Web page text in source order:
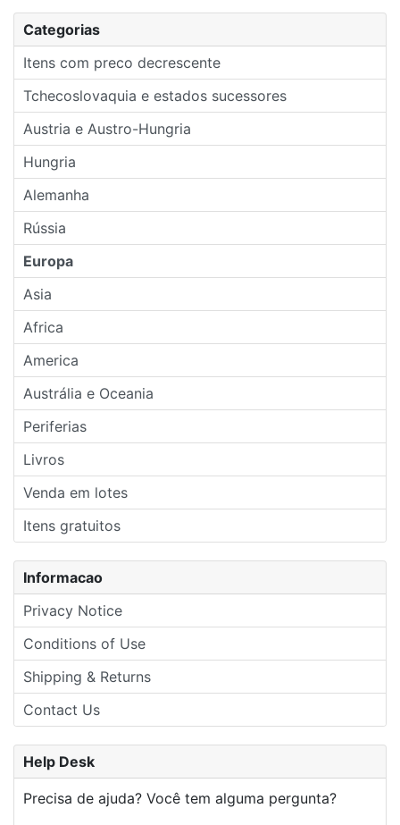
Categorias
Itens com preco decrescente
Tchecoslovaquia e estados sucessores
Austria e Austro-Hungria
Hungria
Alemanha
Rússia
Europa
Asia
Africa
America
Austrália e Oceania
Periferias
Livros
Venda em lotes
Itens gratuitos
Informacao
Privacy Notice
Conditions of Use
Shipping & Returns
Contact Us
Help Desk
Precisa de ajuda? Você tem alguma pergunta?